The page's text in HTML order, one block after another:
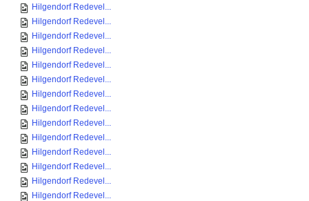
Hilgendorf Redevel...
Hilgendorf Redevel...
Hilgendorf Redevel...
Hilgendorf Redevel...
Hilgendorf Redevel...
Hilgendorf Redevel...
Hilgendorf Redevel...
Hilgendorf Redevel...
Hilgendorf Redevel...
Hilgendorf Redevel...
Hilgendorf Redevel...
Hilgendorf Redevel...
Hilgendorf Redevel...
Hilgendorf Redevel...